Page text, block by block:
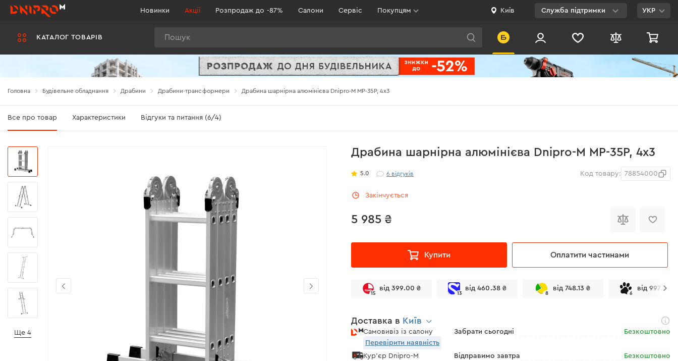
КАТАЛОГ ТОВАРІВ
Новинки Акції Розпродаж до -87% Салони Сервіс Покупцям Київ Служба підтримки
Viber
0 800 200 500
УКР
Головна Будівельне обладнання Драбини Драбини-трансформери Драбина шарнірна алюмінієва Dnipro-M MP-35P, 4х3
Все про товар Характеристики Відгуки та питання (6/4)
Драбина шарнірна алюмінієва Dnipro-M MP-35P, 4х3
5.0 6 відгуків Код товару: 78854000
Закінчується
5 985 ₴
Купити Оплатити частинами
15
від 399.00 ₴
13
від 460.38 ₴
8
від 748.13 ₴
6
від 997.50 ₴
Доставка в Київ
Самовивіз із салону Забрати сьогодні
Безкоштовно
Перевірити наявність
Кур'єр Dnipro-M
Відправимо завтра
Безкоштовно
Ще 4